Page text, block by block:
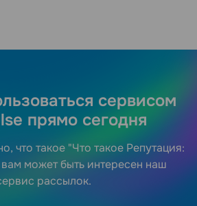
сервисом
прямо сегодня
что такое "Что такое Репутация:
может быть интересен наш
рассылок.